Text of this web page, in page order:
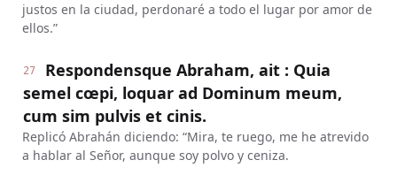
justos en la ciudad, perdonaré a todo el lugar por amor de
ellos.”
27
Respondensque Abraham, ait : Quia
semel cœpi, loquar ad Dominum meum,
cum sim pulvis et cinis.
Replicó Abrahán diciendo: “Mira, te ruego, me he atrevido
a hablar al Señor, aunque soy polvo y ceniza.